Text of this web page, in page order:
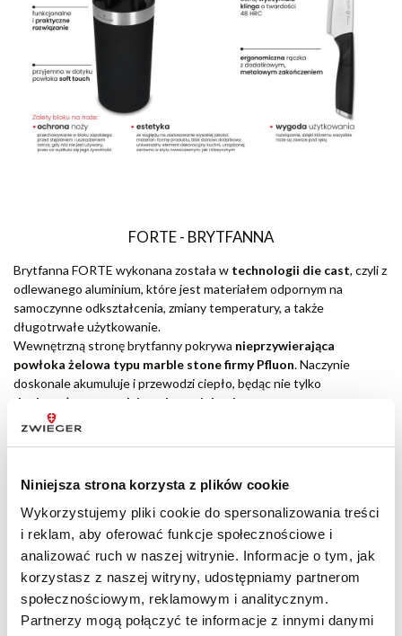
Niniejsza strona korzysta z plików cookie
Wykorzystujemy pliki cookie do spersonalizowania treści
i reklam, aby oferować funkcje społecznościowe i
analizować ruch w naszej witrynie. Informacje o tym, jak
korzystasz z naszej witryny, udostępniamy partnerom
społecznościowym, reklamowym i analitycznym.
Partnerzy mogą połączyć te informacje z innymi danymi
FORTE - BRYTFANNA
Brytfanna FORTE wykonana została w technologii die cast, czyli z
odlewanego aluminium, które jest materiałem odpornym na
samoczynne odkształcenia, zmiany temperatury, a także
długotrwałe użytkowanie.
Wewnętrzną stronę brytfanny pokrywa nieprzywierająca
powłoka żelowa typu marble stone firmy Pfluon. Naczynie
doskonale akumuluje i przewodzi ciepło, będąc nie tylko
doskonałym narzędziem do zapiekania
potraw w piekarniku, lecz również idealnym do gotowania,
Zewnętrzną warstwę brytfanny
pokrywa odporny na
wysoką temperaturę lakier silikonowy
który skutecznie chroni ją przed odpryskami i przebarwieniami,
zachowując przy tym długo jej pierwotny wygląd. W komplecie z
brytfanną znajduje się
pokrywa wykonana ze szkła hartowanego, wyposażona w uchwyt
dostosowany do użytkowania w piekarniku i wyprofilowany do
wygodnego odkładania używanych podczas gotowania akcesoriów.
Maksymalna temperatura pracy wynosi240°C.